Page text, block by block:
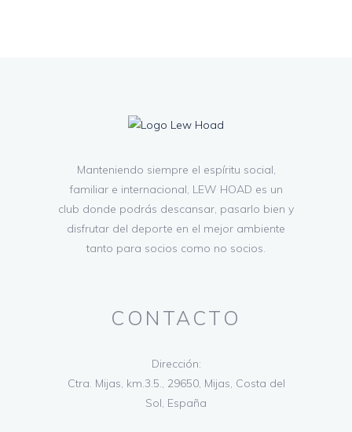
Manteniendo siempre el espíritu social,
familiar e internacional, LEW HOAD es un
club donde podrás descansar, pasarlo bien y
disfrutar del deporte en el mejor ambiente
tanto para socios como no socios.
CONTACTO
Dirección:
Ctra. Mijas, km.3.5., 29650, Mijas, Costa del
Sol, España